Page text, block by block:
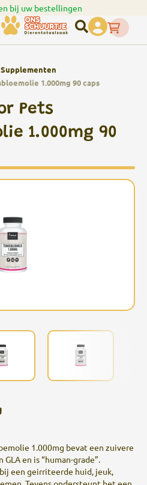
bij uw bestellingen
Supplementen
1.000mg 90 caps
Pets
1.000mg 90
1.000mg bevat een zuivere
en is “human-grade”.
een geirriteerde huid, jeuk,